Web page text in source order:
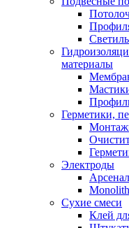
материалы
Герметики,
Электроды
Арсенал
Monolith
Сухие смеси
Клей